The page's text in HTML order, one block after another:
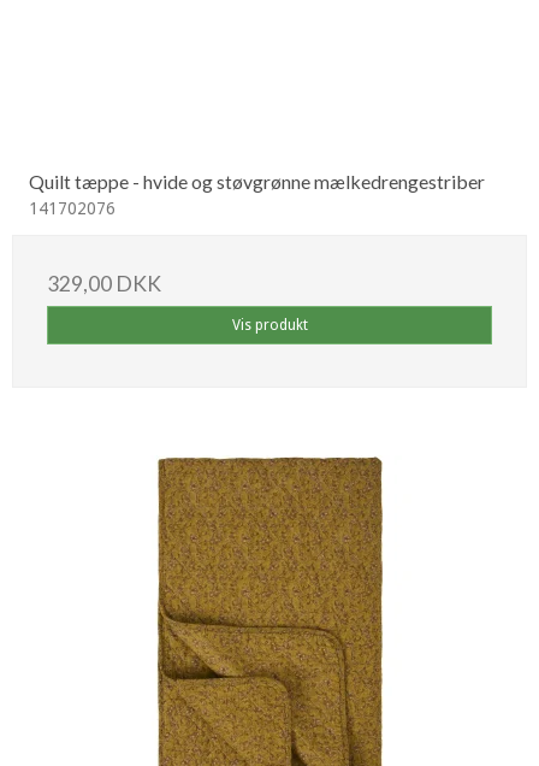
Quilt tæppe - hvide og støvgrønne mælkedrengestriber
141702076
329,00 DKK
Vis produkt